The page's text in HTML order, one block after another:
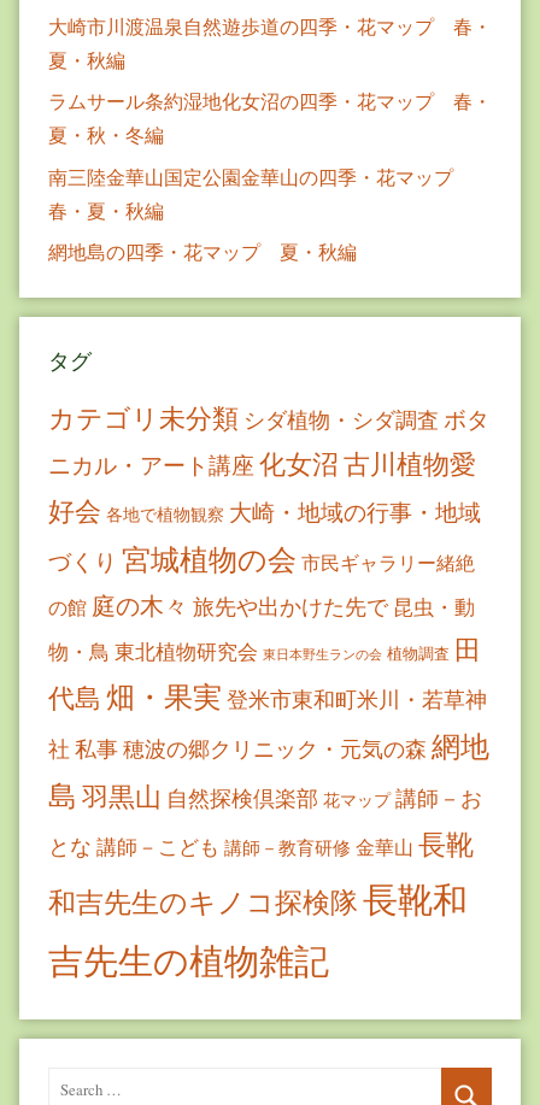
大崎市川渡温泉自然遊歩道の四季・花マップ 春・
夏・秋編
ラムサール条約湿地化女沼の四季・花マップ 春・
夏・秋・冬編
南三陸金華山国定公園金華山の四季・花マップ
春・夏・秋編
網地島の四季・花マップ 夏・秋編
タグ
カテゴリ未分類 シダ植物・シダ調査 ボタ
ニカル・アート講座 化女沼古川植物愛
好会 各地で植物観察 大崎・地域の行事・地域
づくり 宮城植物の会 市民ギャラリー緒絶
の館 庭の木々 旅先や出かけた先で 昆虫・動
物・鳥 東北植物研究会 東日本野生ランの会 植物調査 田
代島 畑・果実 登米市東和町米川・若草神
社 私事穂波の郷クリニック・元気の森 網地
島 羽黒山 自然探検倶楽部 花マップ 講師－お
とな 講師－こども 講師－教育研修 金華山 長靴
和吉先生のキノコ探検隊長靴和
吉先生の植物雑記
Search